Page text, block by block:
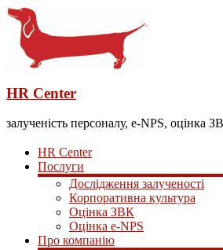
HR Center
залученість персоналу, e-NPS, оцінка
HR Center
Послуги
Дослідження залученості
Корпоративна культура
Оцінка ЗВК
Оцінка e-NPS
Про компанію